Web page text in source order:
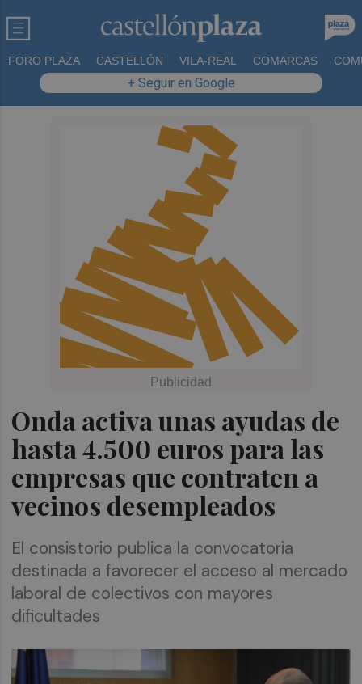
FORO PLAZA CASTELLÓN VILA-REAL COMARCAS
+ Seguir en Google
Onda activa unas ayudas de
hasta 4.500 euros para las
empresas que contraten a
vecinos desempleados
El consistorio publica la convocatoria
destinada a favorecer el acceso al mercado
laboral de colectivos con mayores
dificultades